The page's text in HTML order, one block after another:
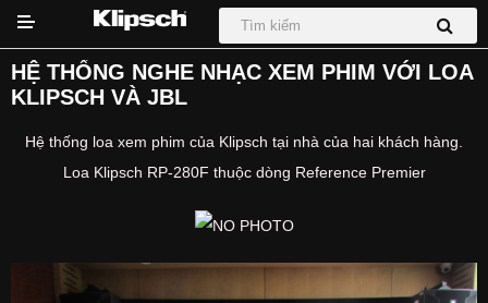
DỰ ÁN
HỆ THỐNG NGHE NHẠC XEM PHIM VỚI LOA
KLIPSCH VÀ JBL
Hệ thống loa xem phim của Klipsch tại nhà của hai khách hàng.
Loa Klipsch RP-280F thuộc dòng Reference Premier